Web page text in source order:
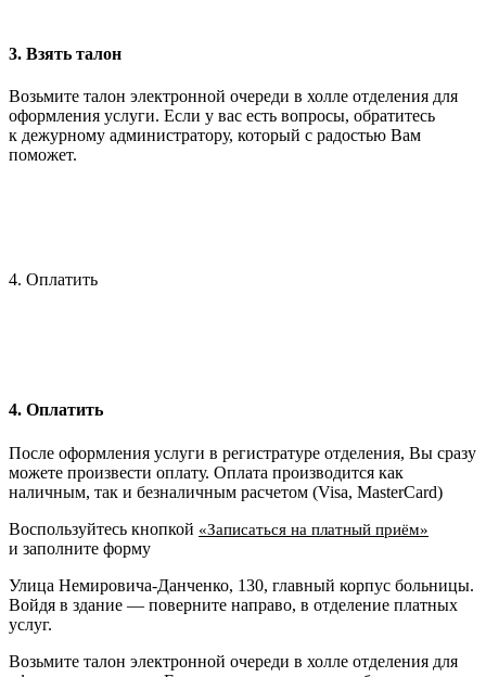
3. Взять талон
Возьмите талон электронной очереди в холле отделения для
оформления услуги. Если у вас есть вопросы, обратитесь
к дежурному администратору, который с радостью Вам
поможет.
4. Оплатить
4. Оплатить
После оформления услуги в регистратуре отделения, Вы сразу
можете произвести оплату. Оплата производится как
наличным, так и безналичным расчетом (Visa, MasterCard)
Воспользуйтесь кнопкой «Записаться на платный приём»
и заполните форму
Улица Немировича-Данченко, 130, главный корпус больницы.
Войдя в здание — поверните направо, в отделение платных
услуг.
Возьмите талон электронной очереди в холле отделения для